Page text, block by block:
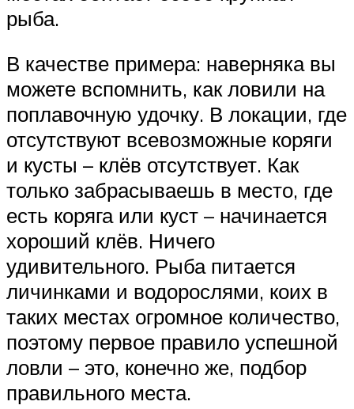
рыба.
В качестве примера: наверняка вы
можете вспомнить, как ловили на
поплавочную удочку. В локации, где
отсутствуют всевозможные коряги
и кусты – клёв отсутствует. Как
только забрасываешь в место, где
есть коряга или куст – начинается
хороший клёв. Ничего
удивительного. Рыба питается
личинками и водорослями, коих в
таких местах огромное количество,
поэтому первое правило успешной
ловли – это, конечно же, подбор
правильного места.